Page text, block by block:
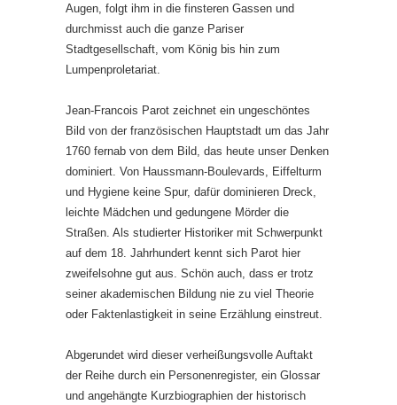
Augen, folgt ihm in die finsteren Gassen und
durchmisst auch die ganze Pariser
Stadtgesellschaft, vom König bis hin zum
Lumpenproletariat.
Jean-Francois Parot zeichnet ein ungeschöntes
Bild von der französischen Hauptstadt um das Jahr
1760 fernab von dem Bild, das heute unser Denken
dominiert. Von Haussmann-Boulevards, Eiffelturm
und Hygiene keine Spur, dafür dominieren Dreck,
leichte Mädchen und gedungene Mörder die
Straßen. Als studierter Historiker mit Schwerpunkt
auf dem 18. Jahrhundert kennt sich Parot hier
zweifelsohne gut aus. Schön auch, dass er trotz
seiner akademischen Bildung nie zu viel Theorie
oder Faktenlastigkeit in seine Erzählung einstreut.
Abgerundet wird dieser verheißungsvolle Auftakt
der Reihe durch ein Personenregister, ein Glossar
und angehängte Kurzbiographien der historisch